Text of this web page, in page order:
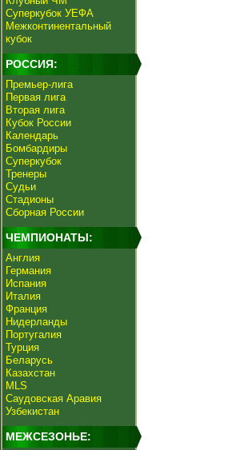
Суперкубок УЕФА
Межконтинентальный
кубок
РОССИЯ:
Премьер-лига
Первая лига
Вторая лига
Кубок России
Календарь
Бомбардиры
Суперкубок
Тренеры
Судьи
Стадионы
Сборная России
ЧЕМПИОНАТЫ:
Англия
Германия
Испания
Италия
Франция
Нидерланды
Португалия
Турция
Беларусь
Казахстан
MLS
Саудовская Аравия
Узбекистан
МЕЖСЕЗОНЬЕ: